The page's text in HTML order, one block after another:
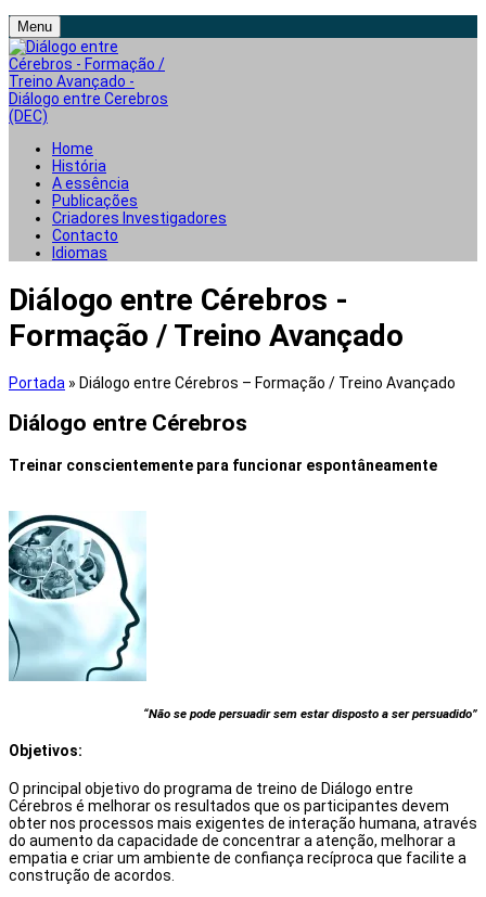
Menu
Home
História
A essência
Publicações
Criadores Investigadores
Contacto
Idiomas
Diálogo entre Cérebros -
Formação / Treino Avançado
Portada » Diálogo entre Cérebros – Formação / Treino Avançado
Diálogo entre Cérebros
Treinar conscientemente para funcionar espontâneamente
“Não se pode persuadir sem estar disposto a ser persuadido”
Objetivos:
O principal objetivo do programa de treino de Diálogo entre
Cérebros é melhorar os resultados que os participantes devem
obter nos processos mais exigentes de interação humana, através
do aumento da capacidade de concentrar a atenção, melhorar a
empatia e criar um ambiente de confiança recíproca que facilite a
construção de acordos.